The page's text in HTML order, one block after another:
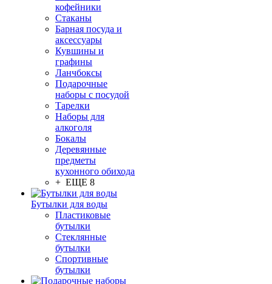
кофейники
Стаканы
Барная посуда и
аксессуары
Кувшины и
графины
Ланчбоксы
Подарочные
наборы с посудой
Тарелки
Наборы для
алкоголя
Бокалы
Деревянные
предметы
кухонного обихода
+ ЕЩЕ 8
Бутылки для воды
Пластиковые
бутылки
Стеклянные
бутылки
Спортивные
бутылки